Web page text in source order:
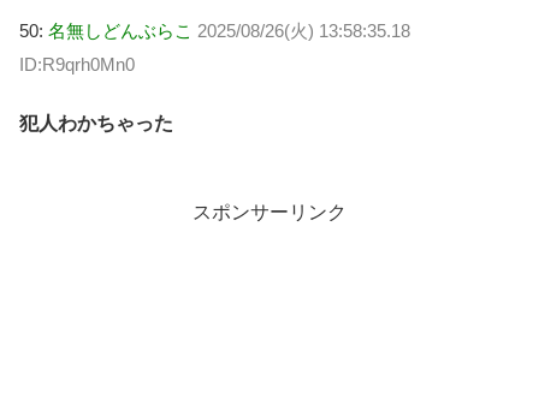
50: 名無しどんぶらこ 2025/08/26(火) 13:58:35.18
ID:R9qrh0Mn0
犯人わかちゃった
スポンサーリンク